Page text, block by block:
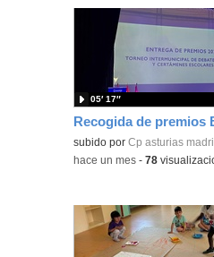
Contenido educativo.
subido porCp asturias
05′ 17″
-hace un mes -78